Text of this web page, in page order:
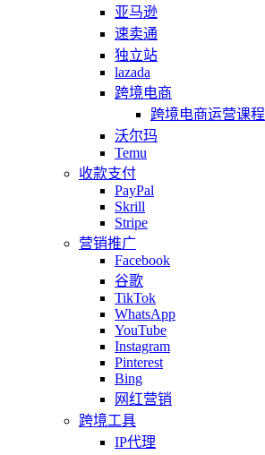
亚马逊
速卖通
独立站
lazada
跨境电商
跨境电商运营课程
沃尔玛
Temu
收款支付
PayPal
Skrill
Stripe
营销推广
Facebook
谷歌
TikTok
WhatsApp
YouTube
Instagram
Pinterest
Bing
网红营销
跨境工具
IP代理